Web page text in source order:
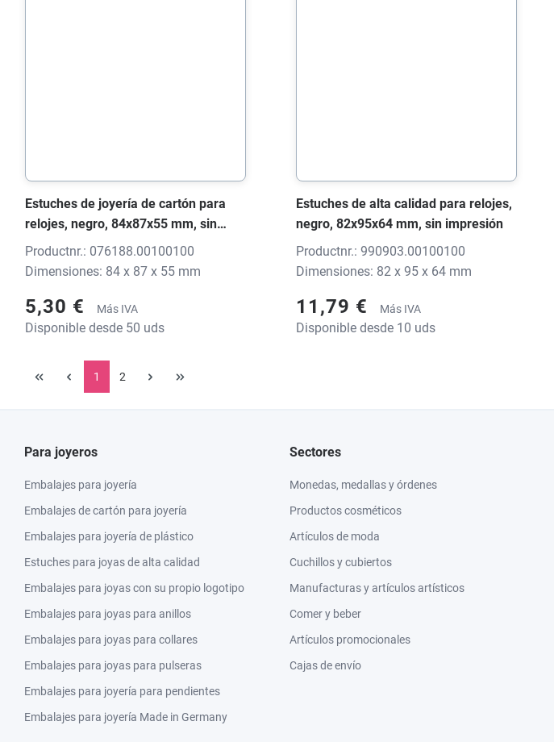
Estuches de joyería de cartón para
relojes, negro, 84x87x55 mm, sin
impresión
Productnr.: 076188.00100100
Dimensiones: 84 x 87 x 55 mm
5,30 € Más IVA
Disponible desde 50 uds
Estuches de alta calidad para relojes,
negro, 82x95x64 mm, sin impresión
Productnr.: 990903.00100100
Dimensiones: 82 x 95 x 64 mm
11,79 € Más IVA
Disponible desde 10 uds
1 2
Para joyeros
Embalajes para joyería
Embalajes de cartón para joyería
Embalajes para joyería de plástico
Estuches para joyas de alta calidad
Embalajes para joyas con su propio logotipo
Embalajes para joyas para anillos
Embalajes para joyas para collares
Embalajes para joyas para pulseras
Embalajes para joyería para pendientes
Embalajes para joyería Made in Germany
Sectores
Monedas, medallas y órdenes
Productos cosméticos
Artículos de moda
Cuchillos y cubiertos
Manufacturas y artículos artísticos
Comer y beber
Artículos promocionales
Cajas de envío